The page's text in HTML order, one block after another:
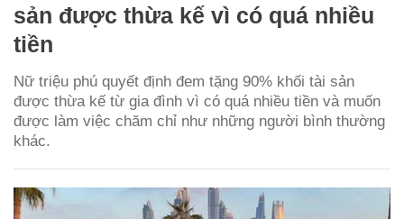
sản được thừa kế vì có quá nhiều
tiền
Nữ triệu phú quyết định đem tặng 90% khối tài sản
được thừa kế từ gia đình vì có quá nhiều tiền và muốn
được làm việc chăm chỉ như những người bình thường
khác.